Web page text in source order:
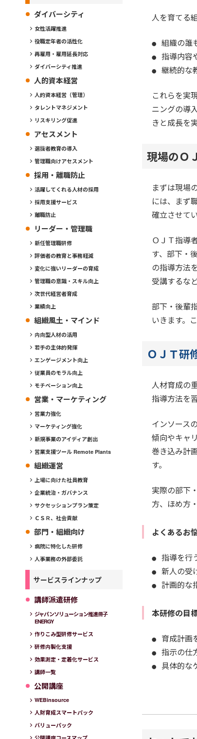
人を育てる
組織の誰
指導内容
継続的な
これらを実
ニングの導
きと成長を
現場のＯ
まずは現場
には、まず
確立させて
ＯＪＴ指導
す、部下・
の指導方法
受講するな
部下・後輩
いきます。
ＯＪＴ研
人材育成の
指導方法を
インソース
傾向やキャ
巻き込み計
す。
実際の部下
方、ほめ方
よくあるお
指導を行
新人の受
計画的な
本研修の目
育成計画
指示の仕
具体的な
ダイバーシティ
女性活躍推進
役職定年者の活性化
再雇用・雇用延長対応
ダイバーシティ推進
人的資本経営
人的資本経営（管理）
タレントマネジメント
リスキリング促進
アセスメント
選抜者教育の導入
管理職向けアセスメント
採用・離職防止
活躍してくれる人材の採用
採用支援サービス
離職防止
リーダー・管理職
新任管理職研修
評価者の教育と事務軽減
変化に強いリーダーの育成
管理職の意識・スキル向上
次世代経営者育成
業績向上
組織風土・マインド
内向型人材の活用
若手の主体的発揮
エンゲージメント向上
従業員のモラル向上
モチベーション向上
営業・マーケティング
営業力強化
マーケティング強化
新規事業のアイディア創出
営業支援ツール Remote Plants
組織運営
上場に向けた社員教育
企業統治・ガバナンス
サクセッションプラン策定
ＣＳＲ、社会貢献
部門・組織向け
病院に特化した研修
人事業務の外部委託
サービスラインナップ
講師派遣研修
ジャパンソリューション推進冊子
ENERGY
作りこみ型研修サービス
研修内製化支援
効果測定・定着化サービス
講師一覧
公開講座
WEBinsource
人財育成スマートパック
バリューパック